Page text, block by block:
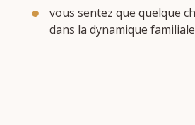
vous sentez que quelque
dans la dynamique familiale